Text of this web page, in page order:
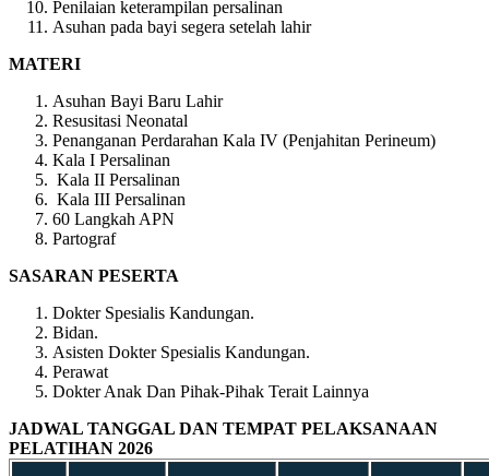
Penilaian keterampilan persalinan
Asuhan pada bayi segera setelah lahir
MATERI
Asuhan Bayi Baru Lahir
Resusitasi Neonatal
Penanganan Perdarahan Kala IV (Penjahitan Perineum)
Kala I Persalinan
Kala II Persalinan
Kala III Persalinan
60 Langkah APN
Partograf
SASARAN PESERTA
Dokter Spesialis Kandungan.
Bidan.
Asisten Dokter Spesialis Kandungan.
Perawat
Dokter Anak Dan Pihak-Pihak Terait Lainnya
JADWAL TANGGAL DAN TEMPAT PELAKSANAAN
PELATIHAN 2026